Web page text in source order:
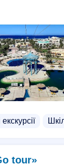
екскурсії
tour»